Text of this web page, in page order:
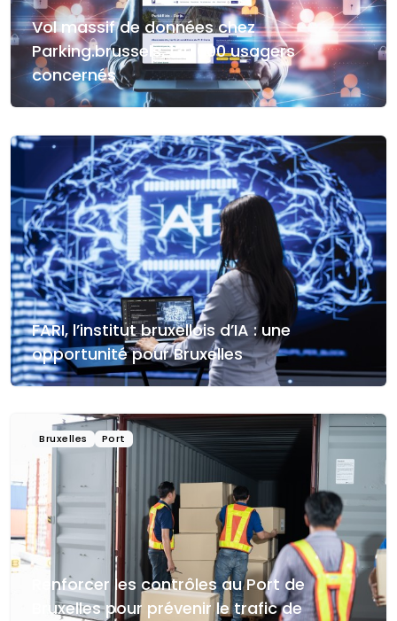
Vol massif de données chez
Parking.brussels, 130.000 usagers
concernés
FARI, l’institut bruxellois d’IA : une
opportunité pour Bruxelles
Bruxelles Port
Renforcer les contrôles au Port de
Bruxelles pour prévenir le trafic de